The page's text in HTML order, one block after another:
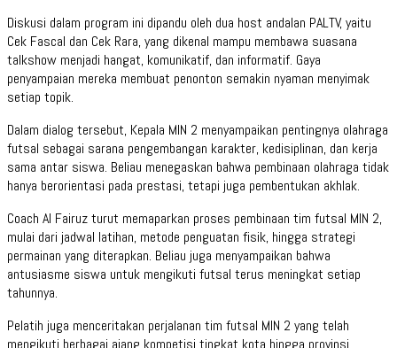
Diskusi dalam program ini dipandu oleh dua host andalan PALTV, yaitu
Cek Fascal dan Cek Rara, yang dikenal mampu membawa suasana
talkshow menjadi hangat, komunikatif, dan informatif. Gaya
penyampaian mereka membuat penonton semakin nyaman menyimak
setiap topik.
Dalam dialog tersebut, Kepala MIN 2 menyampaikan pentingnya olahraga
futsal sebagai sarana pengembangan karakter, kedisiplinan, dan kerja
sama antar siswa. Beliau menegaskan bahwa pembinaan olahraga tidak
hanya berorientasi pada prestasi, tetapi juga pembentukan akhlak.
Coach Al Fairuz turut memaparkan proses pembinaan tim futsal MIN 2,
mulai dari jadwal latihan, metode penguatan fisik, hingga strategi
permainan yang diterapkan. Beliau juga menyampaikan bahwa
antusiasme siswa untuk mengikuti futsal terus meningkat setiap
tahunnya.
Pelatih juga menceritakan perjalanan tim futsal MIN 2 yang telah
mengikuti berbagai ajang kompetisi tingkat kota hingga provinsi.